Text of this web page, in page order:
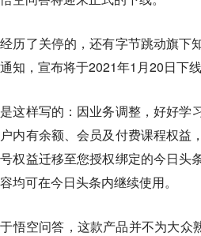
历了关停的，还有字节跳动旗下
知，宣布将于2021年1月20日下线
这样写的：因业务调整，好好学
内有余额、会员及付费课程权益
权益迁移至您授权绑定的今日头
均可在今日头条内继续使用。
悟空问答，这款产品并不为大众